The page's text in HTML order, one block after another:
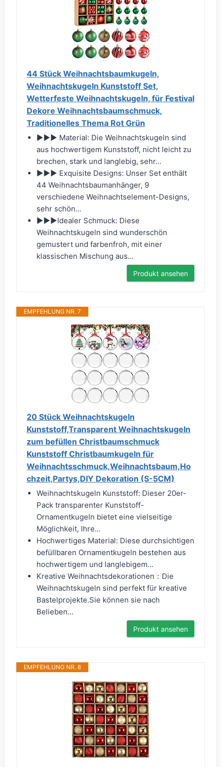
44 Stück Weihnachtsbaumkugeln,
Weihnachtskugeln Kunststoff Set,
Wetterfeste Weihnachtskugeln, für Festival
Dekore Weihnachtsbaumschmuck,
Traditionelles Thema Rot Grün
▶▶▶ Material: Die Weihnachtskugeln sind
aus hochwertigem Kunststoff, nicht leicht zu
brechen, stark und langlebig, sehr...
▶▶▶ Exquisite Designs: Unser Set enthält
44 Weihnachtsbaumanhänger, 9
verschiedene Weihnachtselement-Designs,
sehr schön...
▶▶▶Idealer Schmuck: Diese
Weihnachtskugeln sind wunderschön
gemustert und farbenfroh, mit einer
klassischen Mischung aus...
Produkt ansehen
EMPFEHLUNG NR. 7
20 Stück Weihnachtskugeln
Kunststoff,Transparent Weihnachtskugeln
zum befüllen Christbaumschmuck
Kunststoff Christbaumkugeln für
Weihnachtsschmuck,Weihnachtsbaum,Ho
chzeit,Partys,DIY Dekoration (S-5CM)
Weihnachtskugeln Kunststoff: Dieser 20er-
Pack transparenter Kunststoff-
Ornamentkugeln bietet eine vielseitige
Möglichkeit, Ihre...
Hochwertiges Material: Diese durchsichtigen
befüllbaren Ornamentkugeln bestehen aus
hochwertigem und langlebigem...
Kreative Weihnachtsdekorationen：Die
Weihnachtskugeln sind perfekt für kreative
Bastelprojekte.Sie können sie nach
Belieben...
Produkt ansehen
EMPFEHLUNG NR. 8